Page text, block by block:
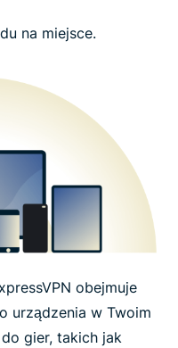
na miejsce.
obejmuje
urządzenia w Twoim
gier, takich jak